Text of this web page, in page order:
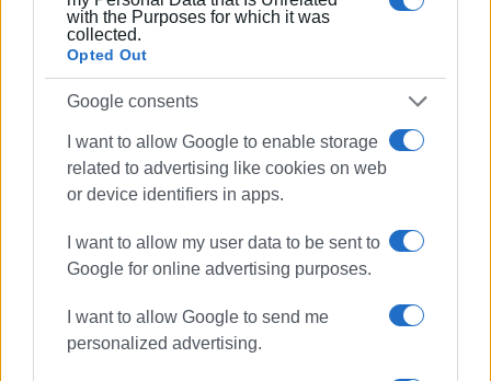
with the Purposes for which it was
collected.
Opted Out
Google consents
I want to allow Google to enable storage
related to advertising like cookies on web
or device identifiers in apps.
I want to allow my user data to be sent to
Google for online advertising purposes.
I want to allow Google to send me
personalized advertising.
Ακολουθήστε το enimerosi στοFacebook
Συνδρομητές στο e-paper